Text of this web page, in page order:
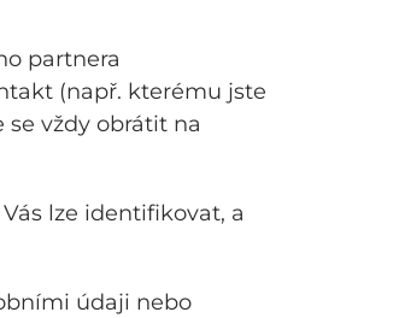
partnera
(např. kterému jste
vždy obrátit na
lze identifikovat, a
údaji nebo